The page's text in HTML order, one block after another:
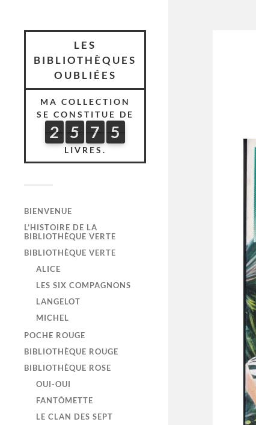
LES
BIBLIOTHÈQUES
OUBLIÉES
MA COLLECTION
SE CONSTITUE DE
2
5
2 5
8
5 7
3
7 5
5
LIVRES.
BIENVENUE
L’HISTOIRE DE LA
BIBLIOTHÈQUE VERTE
BIBLIOTHÈQUE VERTE
ALICE
LES SIX COMPAGNONS
LANGELOT
MICHEL
POCHE ROUGE
BIBLIOTHÈQUE ROUGE
BIBLIOTHÈQUE ROSE
OUI-OUI
FANTÔMETTE
LE CLAN DES SEPT